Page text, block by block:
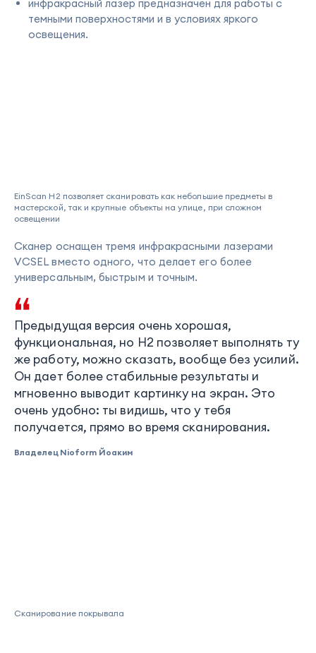
инфракрасный лазер предназначен для работы с
темными поверхностями и в условиях яркого
освещения.
EinScan H2 позволяет сканировать как небольшие предметы в
мастерской, так и крупные объекты на улице, при сложном
освещении
Сканер оснащен тремя инфракрасными лазерами
VCSEL вместо одного, что делает его более
универсальным, быстрым и точным.
Предыдущая версия очень хорошая,
функциональная, но H2 позволяет выполнять ту
же работу, можно сказать, вообще без усилий.
Он дает более стабильные результаты и
мгновенно выводит картинку на экран. Это
очень удобно: ты видишь, что у тебя
получается, прямо во время сканирования.
Владелец Nioform Йоаким
Сканирование покрывала